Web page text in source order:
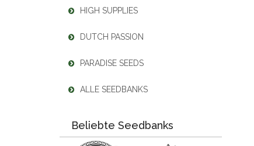
HIGH SUPPLIES
DUTCH PASSION
PARADISE SEEDS
ALLE SEEDBANKS
Beliebte Seedbanks